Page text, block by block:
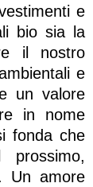
e
bio sia la
il nostro
e
un valore
in nome
fonda che
Un amore